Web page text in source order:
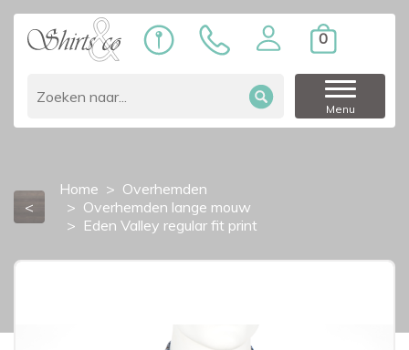
0
Menu
<
Home
Overhemden
Overhemden lange mouw
Eden Valley regular fit print